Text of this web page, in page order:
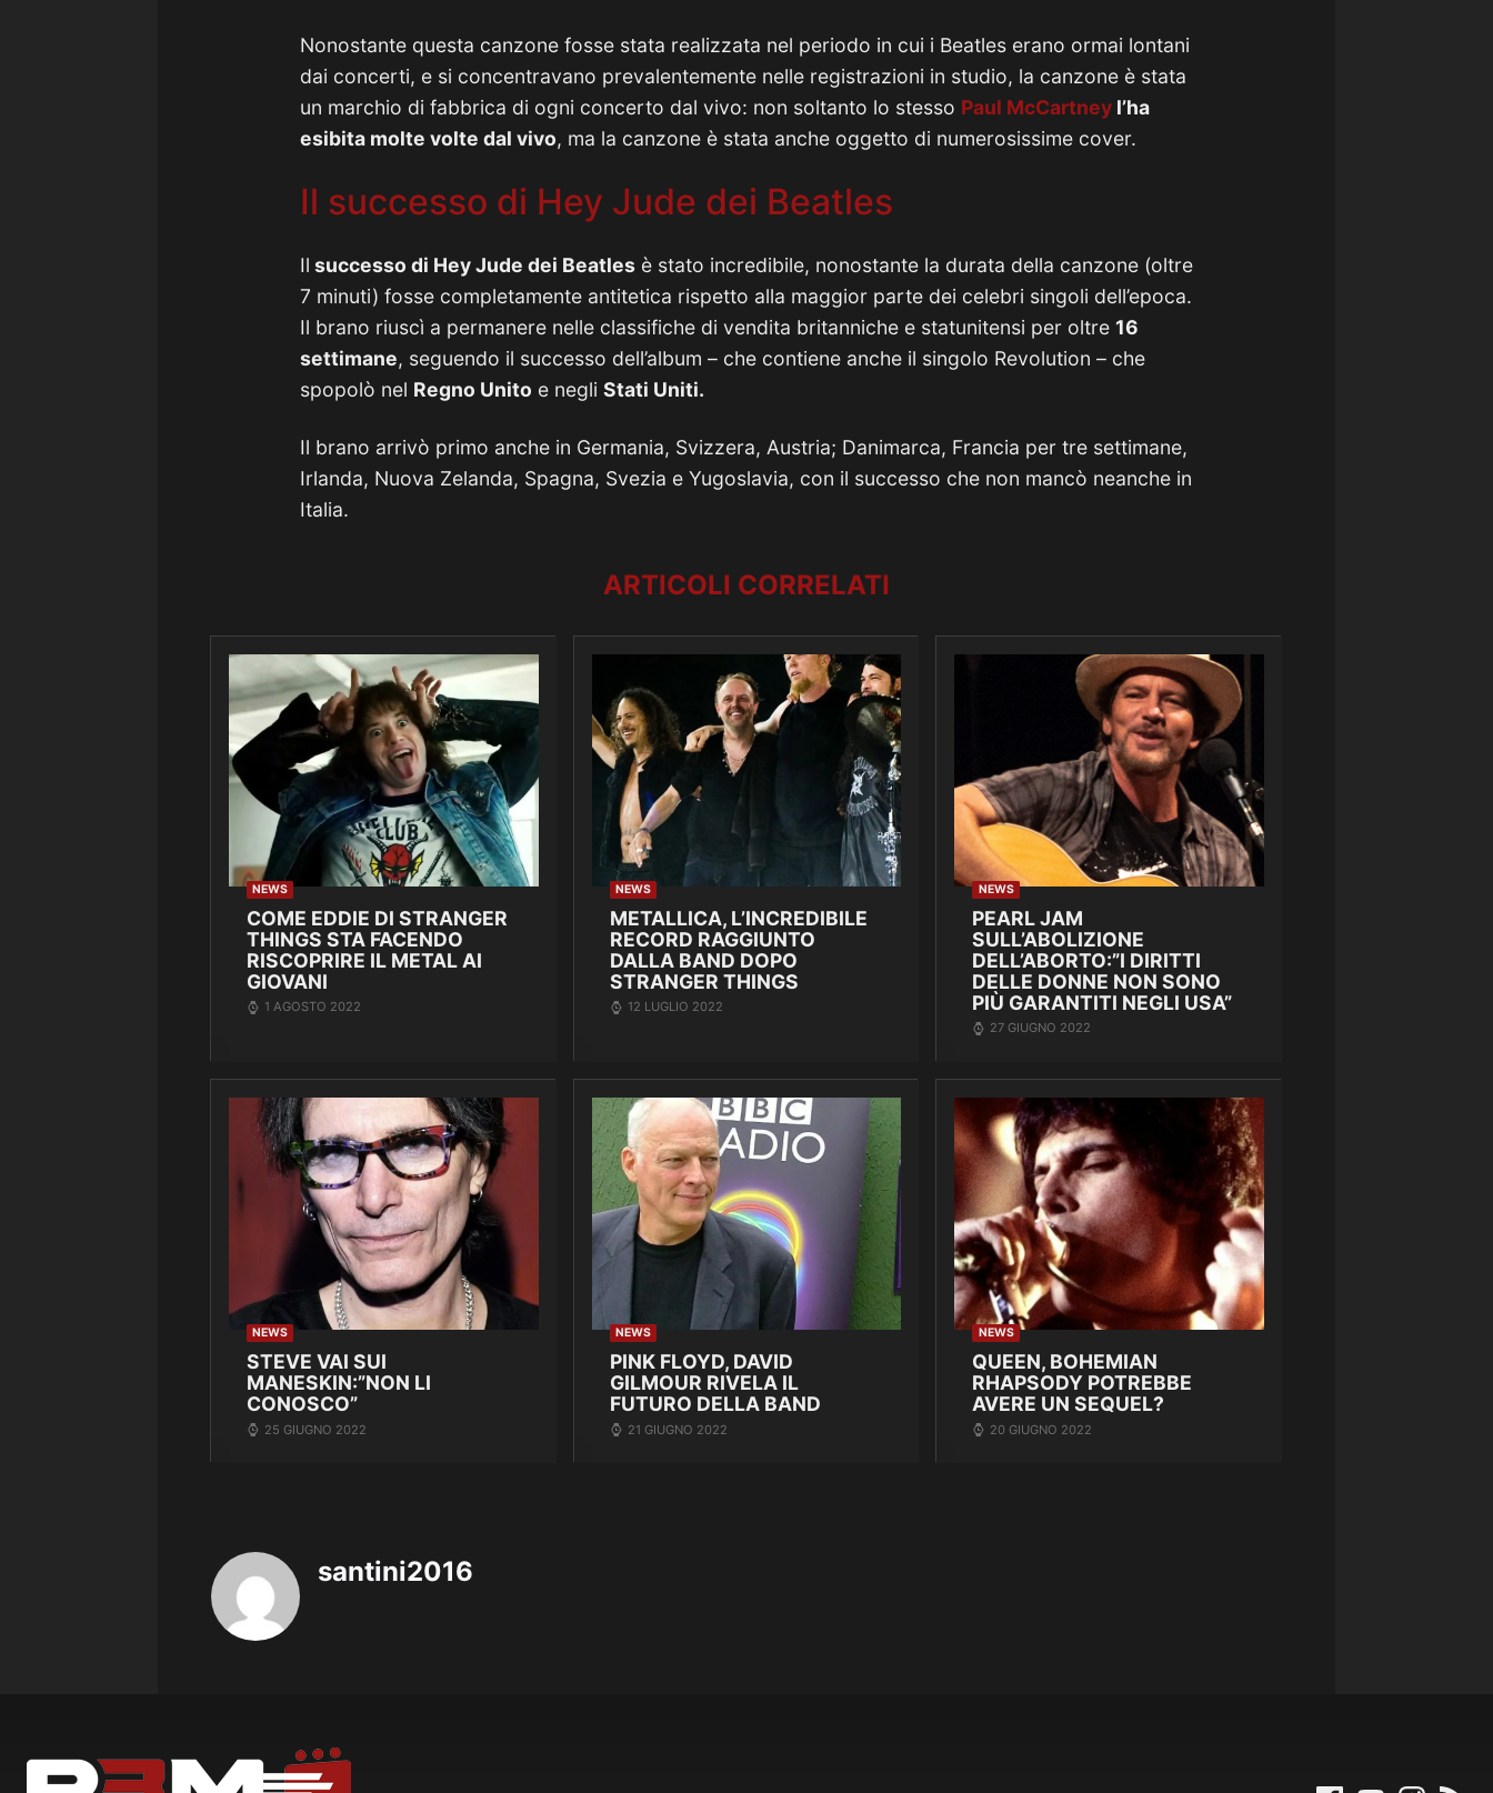
Nonostante questa canzone fosse stata realizzata nel periodo in cui i Beatles erano ormai lontani
dai concerti, e si concentravano prevalentemente nelle registrazioni in studio, la canzone è stata
un marchio di fabbrica di ogni concerto dal vivo: non soltanto lo stesso Paul McCartney l’ha
esibita molte volte dal vivo, ma la canzone è stata anche oggetto di numerosissime cover.
Il successo di Hey Jude dei Beatles
Il successo di Hey Jude dei Beatles è stato incredibile, nonostante la durata della canzone (oltre
7 minuti) fosse completamente antitetica rispetto alla maggior parte dei celebri singoli dell’epoca.
Il brano riuscì a permanere nelle classifiche di vendita britanniche e statunitensi per oltre 16
settimane, seguendo il successo dell’album – che contiene anche il singolo Revolution – che
spopolò nel Regno Unito e negli Stati Uniti.
Il brano arrivò primo anche in Germania, Svizzera, Austria; Danimarca, Francia per tre settimane,
Irlanda, Nuova Zelanda, Spagna, Svezia e Yugoslavia, con il successo che non mancò neanche in
Italia.
ARTICOLI CORRELATI
NEWS
COME EDDIE DI STRANGER
THINGS STA FACENDO
RISCOPRIRE IL METAL AI
GIOVANI
1 AGOSTO 2022
NEWS
METALLICA, L’INCREDIBILE
RECORD RAGGIUNTO
DALLA BAND DOPO
STRANGER THINGS
12 LUGLIO 2022
NEWS
PEARL JAM
SULL’ABOLIZIONE
DELL’ABORTO:”I DIRITTI
DELLE DONNE NON SONO
PIÙ GARANTITI NEGLI USA”
27 GIUGNO 2022
NEWS
STEVE VAI SUI
MANESKIN:”NON LI
CONOSCO”
25 GIUGNO 2022
NEWS
PINK FLOYD, DAVID
GILMOUR RIVELA IL
FUTURO DELLA BAND
21 GIUGNO 2022
NEWS
QUEEN, BOHEMIAN
RHAPSODY POTREBBE
AVERE UN SEQUEL?
20 GIUGNO 2022
santini2016